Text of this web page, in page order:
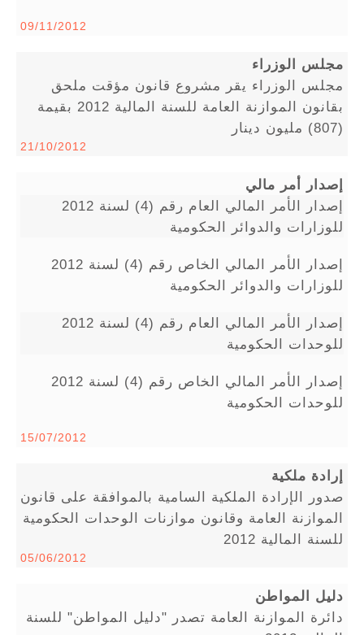
09/11/2012
مجلس الوزراء
مجلس الوزراء يقر مشروع قانون مؤقت ملحق
بقانون الموازنة العامة للسنة المالية 2012 بقيمة
(807) مليون دينار
21/10/2012
إصدار أمر مالي
إصدار الأمر المالي العام رقم (4) لسنة 2012
للوزارات والدوائر الحكومية
إصدار الأمر المالي الخاص رقم (4) لسنة 2012
للوزارات والدوائر الحكومية
إصدار الأمر المالي العام رقم (4) لسنة 2012
للوحدات الحكومية
إصدار الأمر المالي الخاص رقم (4) لسنة 2012
للوحدات الحكومية
15/07/2012
إرادة ملكية
صدور الإرادة الملكية السامية بالموافقة على قانون
الموازنة العامة وقانون موازنات الوحدات الحكومية
للسنة المالية 2012
05/06/2012
دليل المواطن
دائرة الموازنة العامة تصدر "دليل المواطن" للسنة